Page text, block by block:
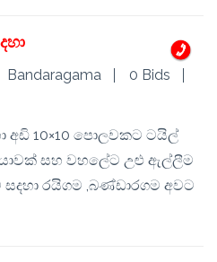
Bandaragama
0 Bids
අඩි 10×10 පොලවකට ටයිල්
සහ වහලේට උළු ඇල්ලීම
රයිගම ,බණ්ඩාරගම අවට